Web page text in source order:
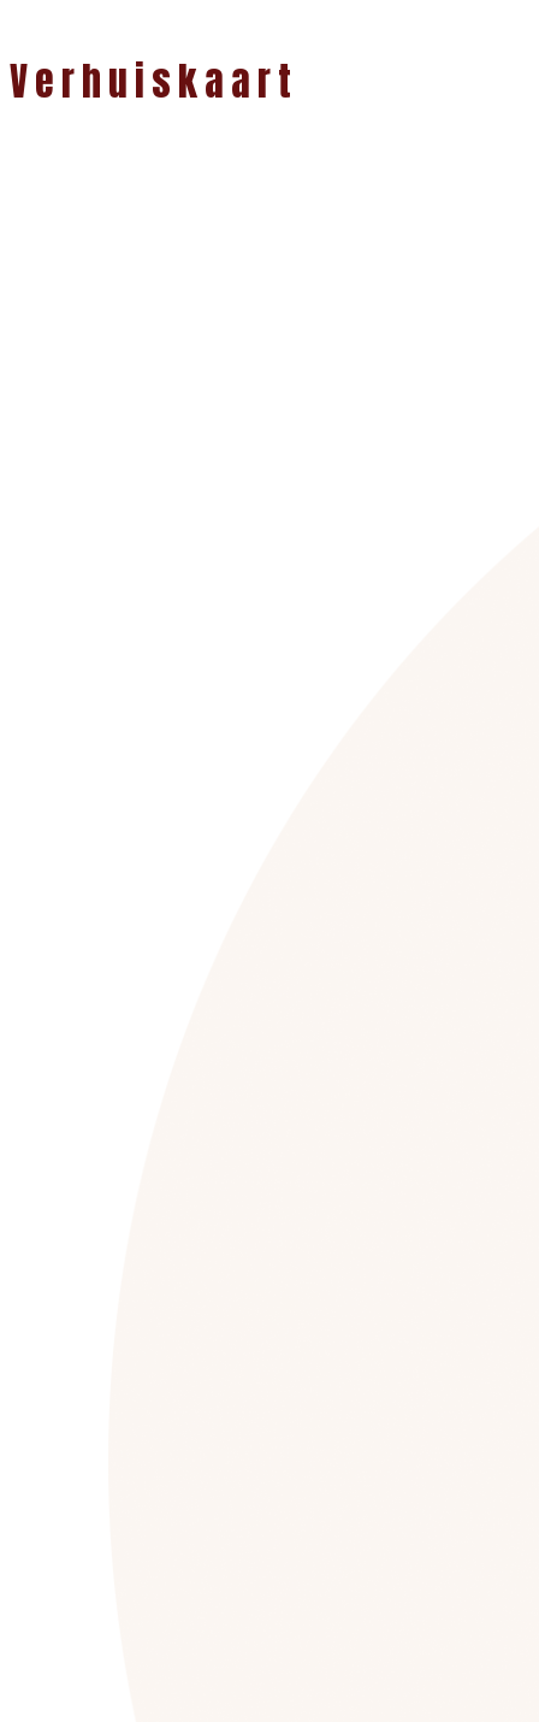
Verhuiskaart